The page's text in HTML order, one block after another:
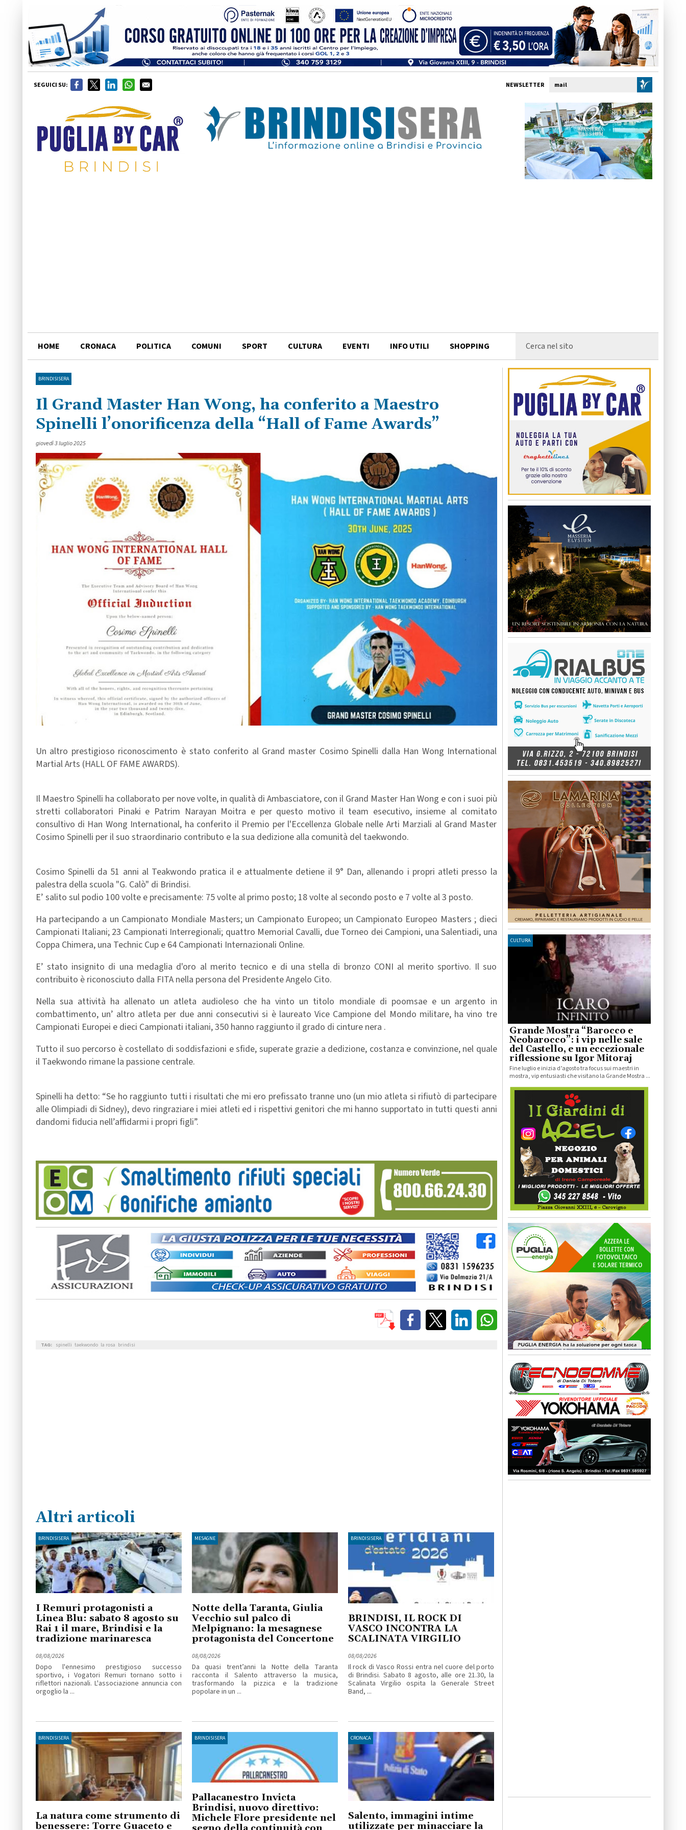
SEGUICI SU: NEWSLETTER
HOME CRONACA POLITICA COMUNI SPORT CULTURA EVENTI INFO UTILI SHOPPING
BRINDISISERA
Il Grand Master Han Wong, ha conferito a Maestro
Spinelli l’onorificenza della “Hall of Fame Awards”
giovedì 3 luglio 2025
Un altro prestigioso riconoscimento è stato conferito al Grand master Cosimo Spinelli dalla Han Wong International
Martial Arts (HALL OF FAME AWARDS).
Il Maestro Spinelli ha collaborato per nove volte, in qualità di Ambasciatore, con il Grand Master Han Wong e con i suoi più
stretti collaboratori Pinaki e Patrim Narayan Moitra e per questo motivo il team esecutivo, insieme al comitato
consultivo di Han Wong International, ha conferito il Premio per l'Eccellenza Globale nelle Arti Marziali al Grand Master
Cosimo Spinelli per il suo straordinario contributo e la sua dedizione alla comunità del taekwondo.
Cosimo Spinelli da 51 anni al Teakwondo pratica il e attualmente detiene il 9° Dan, allenando i propri atleti presso la
palestra della scuola "G. Calò" di Brindisi.
E’ salito sul podio 100 volte e precisamente: 75 volte al primo posto; 18 volte al secondo posto e 7 volte al 3 posto.
Ha partecipando a un Campionato Mondiale Masters; un Campionato Europeo; un Campionato Europeo Masters ; dieci
Campionati Italiani; 23 Campionati Interregionali; quattro Memorial Cavalli, due Torneo dei Campioni, una Salentiadi, una
Coppa Chimera, una Technic Cup e 64 Campionati Internazionali Online.
E’ stato insignito di una medaglia d'oro al merito tecnico e di una stella di bronzo CONI al merito sportivo. Il suo
contribuito è riconosciuto dalla FITA nella persona del Presidente Angelo Cito.
Nella sua attività ha allenato un atleta audioleso che ha vinto un titolo mondiale di poomsae e un argento in
combattimento, un’ altro atleta per due anni consecutivi si è laureato Vice Campione del Mondo militare, ha vino tre
Campionati Europei e dieci Campionati italiani, 350 hanno raggiunto il grado di cinture nera .
Tutto il suo percorso è costellato di soddisfazioni e sfide, superate grazie a dedizione, costanza e convinzione, nel quale
il Taekwondo rimane la passione centrale.
Spinelli ha detto: “Se ho raggiunto tutti i risultati che mi ero prefissato tranne uno (un mio atleta si rifiutò di partecipare
alle Olimpiadi di Sidney), devo ringraziare i miei atleti ed i rispettivi genitori che mi hanno supportato in tutti questi anni
dandomi fiducia nell’affidarmi i propri figli”.
TAG: spinelli taekwondo la rosa brindisi
Altri articoli
BRINDISISERA
I Remuri protagonisti a
Linea Blu: sabato 8 agosto su
Rai 1 il mare, Brindisi e la
tradizione marinaresca
08/08/2026
Dopo l'ennesimo prestigioso successo
sportivo, i Vogatori Remuri tornano sotto i
riflettori nazionali. L'associazione annuncia con
orgoglio la ...
MESAGNE
Notte della Taranta, Giulia
Vecchio sul palco di
Melpignano: la mesagnese
protagonista del Concertone
08/08/2026
Da quasi trent’anni la Notte della Taranta
racconta il Salento attraverso la musica,
trasformando la pizzica e la tradizione
popolare in un ...
BRINDISISERA
BRINDISI, IL ROCK DI
VASCO INCONTRA LA
SCALINATA VIRGILIO
08/08/2026
Il rock di Vasco Rossi entra nel cuore del porto
di Brindisi. Sabato 8 agosto, alle ore 21.30, la
Scalinata Virgilio ospita la Generale Street
Band, ...
BRINDISISERA
La natura come strumento di
benessere: Torre Guaceto e
BRINDISISERA
Pallacanestro Invicta
Brindisi, nuovo direttivo:
Michele Flore presidente nel
CRONACA
Salento, immagini intime
utilizzate per minacciare la
CULTURA
Grande Mostra “Barocco e
Neobarocco”: i vip nelle sale
del Castello, e un eccezionale
riflessione su Igor Mitoraj
Fine luglio e inizia d’agosto tra focus sui maestri in
mostra, vip entusiasti che visitano la Grande Mostra ...